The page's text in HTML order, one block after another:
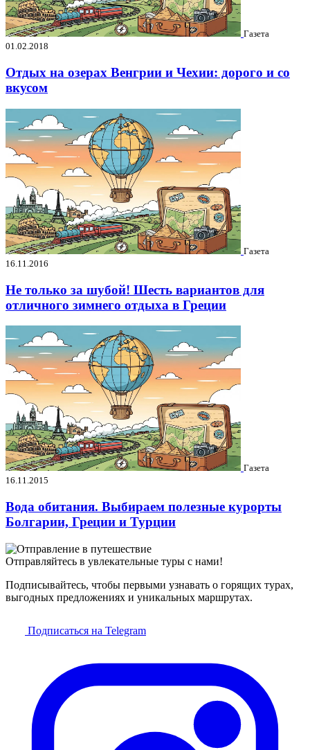
Газета
01.02.2018
Отдых на озерах Венгрии и Чехии: дорого и со
вкусом
Газета
16.11.2016
Не только за шубой! Шесть вариантов для
отличного зимнего отдыха в Греции
Газета
16.11.2015
Вода обитания. Выбираем полезные курорты
Болгарии, Греции и Турции
Отправляйтесь в увлекательные туры с нами!
Подписывайтесь, чтобы первыми узнавать о горящих турах,
выгодных предложениях и уникальных маршрутах.
Подписаться на Telegram